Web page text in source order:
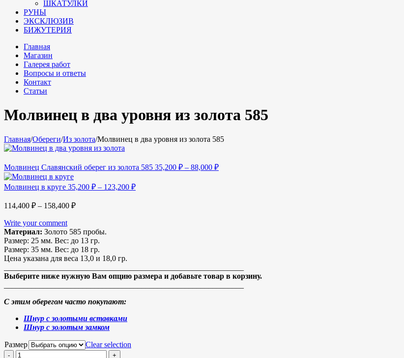
ШКАТУЛКИ
РУНЫ
ЭКСКЛЮЗИВ
БИЖУТЕРИЯ
Главная
Магазин
Галерея работ
Вопросы и ответы
Контакт
Статьи
Молвинец в два уровня из золота 585
Главная/Обереги/Из золота/Молвинец в два уровня из золота 585
Молвинец Славянский оберег из золота 585 35,200 ₽ – 88,000 ₽
Молвинец в круге 35,200 ₽ – 123,200 ₽
114,400 ₽ – 158,400 ₽
Write your comment
Материал: Золото 585 пробы.
Размер: 25 мм. Вес: до 13 гр.
Размер: 35 мм. Вес: до 18 гр.
Цена указана для веса 13,0 и 18,0 гр.
Выберите ниже нужную Вам опцию размера и добавьте товар в корзину.
С этим оберегом часто покупают:
Шнур с золотыми вставками
Шнур с золотым замком
Размер Clear selection